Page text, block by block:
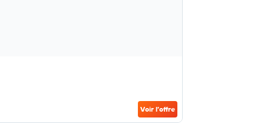
Voir l’offre